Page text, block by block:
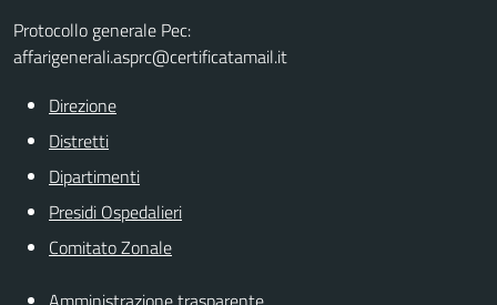
Protocollo generale Pec:
affarigenerali.asprc@certificatamail.it
Direzione
Distretti
Dipartimenti
Presidi Ospedalieri
Comitato Zonale